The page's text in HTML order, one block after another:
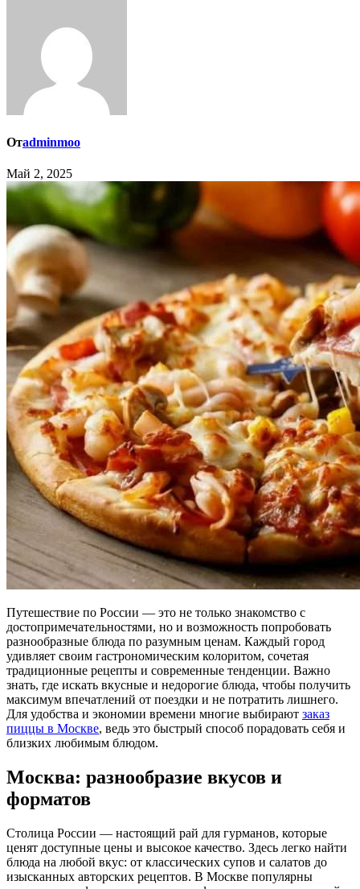
Отadminmoo
Май 2, 2025
Путешествие по России — это не только знакомство с
достопримечательностями, но и возможность попробовать
разнообразные блюда по разумным ценам. Каждый город
удивляет своим гастрономическим колоритом, сочетая
традиционные рецепты и современные тенденции. Важно
знать, где искать вкусные и недорогие блюда, чтобы получить
максимум впечатлений от поездки и не потратить лишнего.
Для удобства и экономии времени многие выбирают заказ
пиццы в Москве, ведь это быстрый способ порадовать себя и
близких любимым блюдом.
Москва: разнообразие вкусов и
форматов
Столица России — настоящий рай для гурманов, которые
ценят доступные цены и высокое качество. Здесь легко найти
блюда на любой вкус: от классических супов и салатов до
изысканных авторских рецептов. В Москве популярны